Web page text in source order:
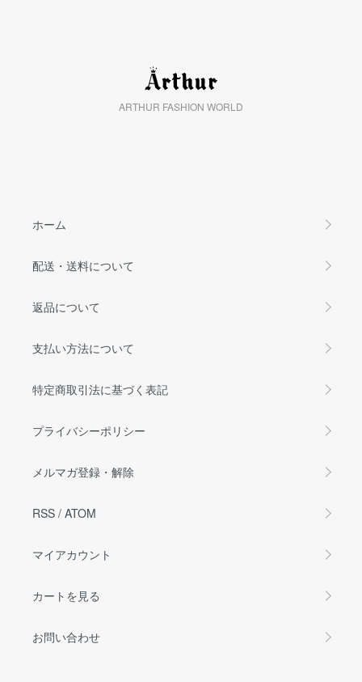
ARTHUR FASHION WORLD
ホーム
配送・送料について
返品について
支払い方法について
特定商取引法に基づく表記
プライバシーポリシー
メルマガ登録・解除
RSS / ATOM
マイアカウント
カートを見る
お問い合わせ